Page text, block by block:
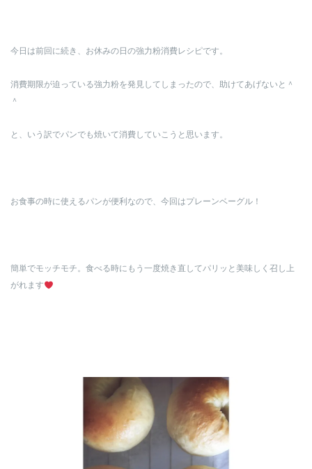
今日は前回に続き、お休みの日の強力粉消費レシピです。
消費期限が迫っている強力粉を発見してしまったので、助けてあげないと＾
＾
と、いう訳でパンでも焼いて消費していこうと思います。
お食事の時に使えるパンが便利なので、今回はプレーンベーグル！
簡単でモッチモチ。食べる時にもう一度焼き直してパリッと美味しく召し上
がれます